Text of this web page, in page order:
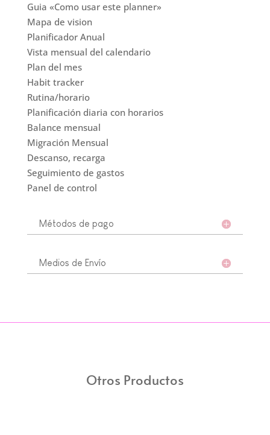
Guia «Como usar este planner»
Mapa de vision
Planificador Anual
Vista mensual del calendario
Plan del mes
Habit tracker
Rutina/horario
Planificación diaria con horarios
Balance mensual
Migración Mensual
Descanso, recarga
Seguimiento de gastos
Panel de control
Métodos de pago
Medios de Envío
Otros Productos